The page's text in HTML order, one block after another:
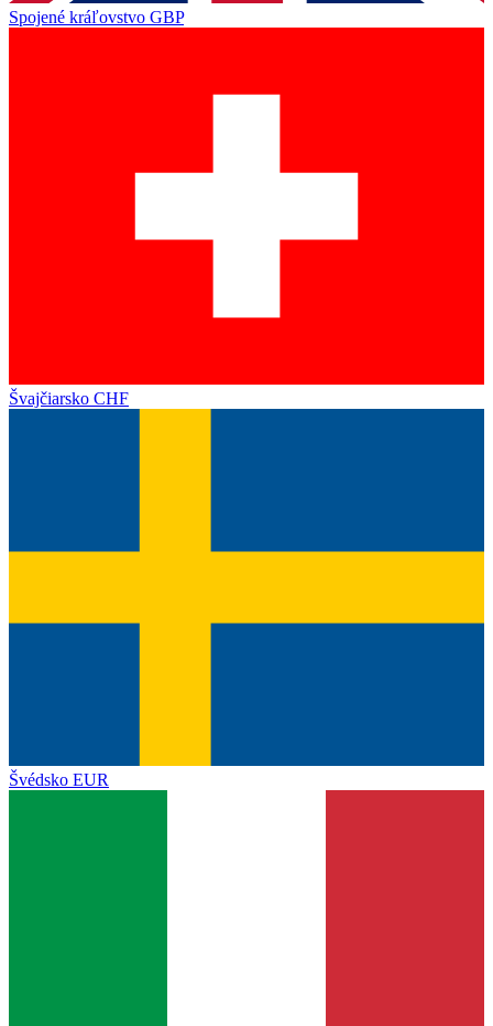
Spojené kráľovstvo GBP
Švajčiarsko CHF
Švédsko EUR